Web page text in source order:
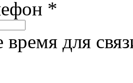
*
для